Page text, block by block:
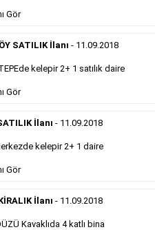
Sarı sayfa ilanlar
Gör
SATILIK İlanı - 11.09.2018
kelepir 2+ 1 satılık daire
Gör
İlanı - 11.09.2018
kelepir 2+ 1 daire
Gör
İlanı - 11.09.2018
Kavaklıda 4 katlı bina